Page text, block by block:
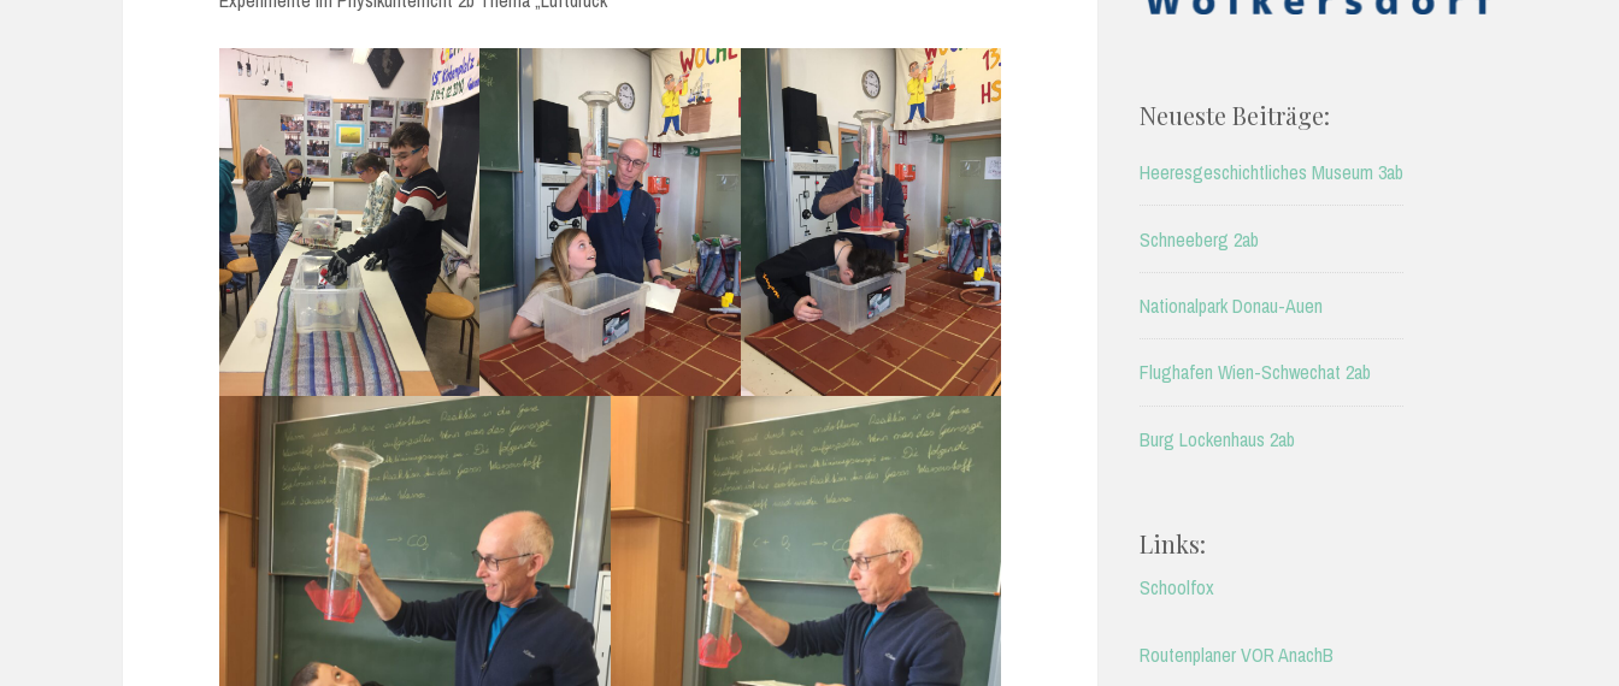
Neueste Beiträge:
Heeresgeschichtliches Museum 3ab
Schneeberg 2ab
Nationalpark Donau-Auen
Flughafen Wien-Schwechat 2ab
Burg Lockenhaus 2ab
Links:
Schoolfox
Routenplaner VOR AnachB